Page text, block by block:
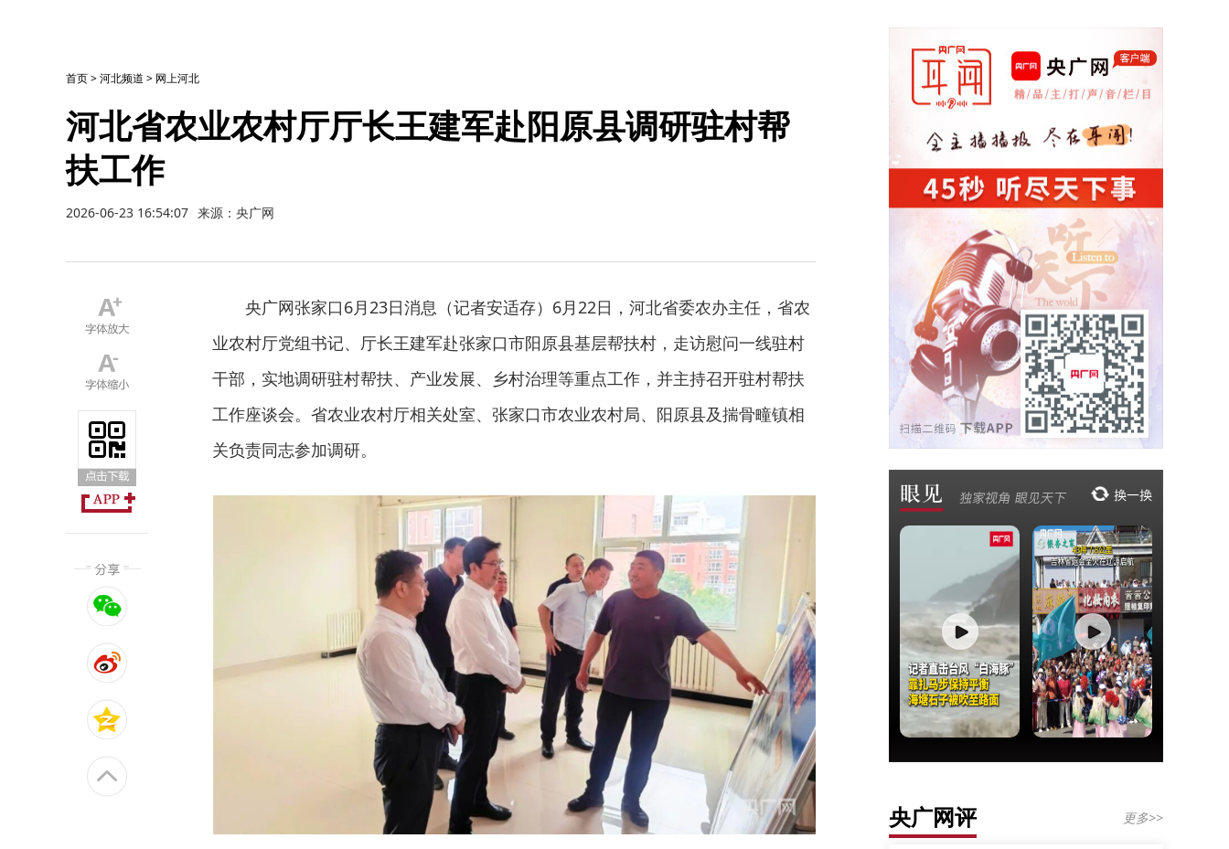
首页>河北频道 > 网上河北
河北省农业农村厅厅长王建军赴阳原县调研驻村帮
扶工作
2026-06-23 16:54:07 来源：央广网
央广网张家口6月23日消息（记者安适存）6月22日，河北省委农办主任，省农
业农村厅党组书记、厅长王建军赴张家口市阳原县基层帮扶村，走访慰问一线驻村
干部，实地调研驻村帮扶、产业发展、乡村治理等重点工作，并主持召开驻村帮扶
工作座谈会。省农业农村厅相关处室、张家口市农业农村局、阳原县及揣骨疃镇相
关负责同志参加调研。
央广网评 更多>>